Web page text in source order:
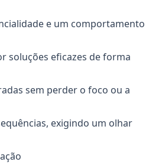
e um comportamento
soluções eficazes de forma
sem perder o foco ou a
exigindo um olhar